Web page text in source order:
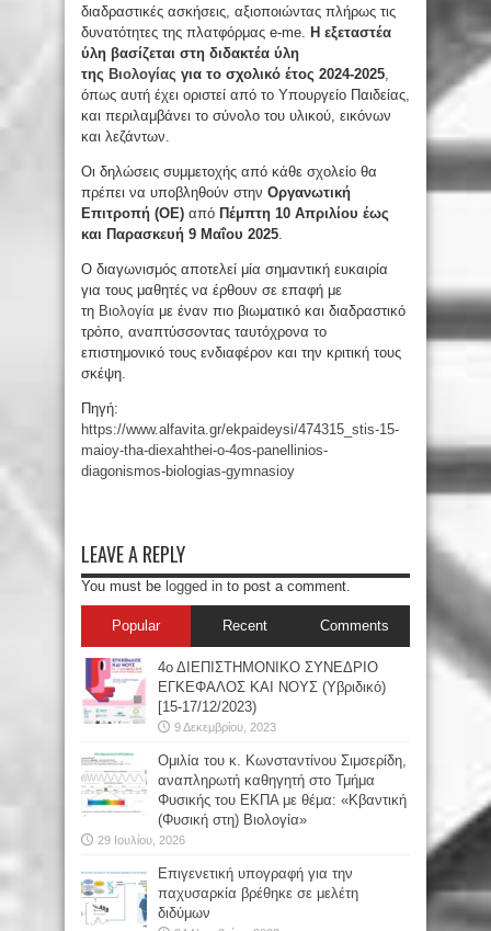
διαδραστικές ασκήσεις, αξιοποιώντας πλήρως τις
δυνατότητες της πλατφόρμας e-me.
Η εξεταστέα
ύλη βασίζεται στη διδακτέα ύλη
της Βιολογίας για το σχολικό έτος 2024-2025
όπως αυτή έχει οριστεί από το Υπουργείο Παιδείας,
και περιλαμβάνει το σύνολο του υλικού, εικόνων
και λεζάντων.
Οι δηλώσεις συμμετοχής από κάθε σχολείο θα
πρέπει να υποβληθούν στην Οργανωτική
Επιτροπή (ΟΕ) από Πέμπτη 10 Απριλίου έως
και Παρασκευή 9 Μαΐου 2025
Ο διαγωνισμός αποτελεί μία σημαντική ευκαιρία
για τους μαθητές να έρθουν σε επαφή με
τη Βιολογία με έναν πιο βιωματικό και διαδραστικό
τρόπο, αναπτύσσοντας ταυτόχρονα το
επιστημονικό τους ενδιαφέρον και την κριτική τους
σκέψη.
Πηγή:
https://www.alfavita.gr/ekpaideysi/474315_stis-15-
maioy-tha-diexahthei-o-4os-panellinios-
diagonismos-biologias-gymnasioy
LEAVE A REPLY
You must be logged in to post a comment.
Popular Recent Comments
4ο ΔΙΕΠΙΣΤΗΜΟΝΙΚΟ ΣΥΝΕΔΡΙΟ
ΕΓΚΕΦΑΛΟΣ ΚΑΙ ΝΟΥΣ (Υβριδικό)
[15-17/12/2023)
9 Δεκεμβρίου, 2023
Oμιλία του κ. Κωνσταντίνου Σιμσερίδη,
αναπληρωτή καθηγητή στο Τμήμα
Φυσικής του ΕΚΠΑ με θέμα: «Κβαντική
(Φυσική στη) Βιολογία»
29 Ιουλίου, 2026
Επιγενετική υπογραφή για την
παχυσαρκία βρέθηκε σε μελέτη
διδύμων